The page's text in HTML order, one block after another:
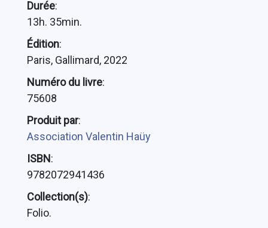
Durée:
13h. 35min.
Édition:
Paris, Gallimard, 2022
Numéro du livre:
75608
Produit par:
Association Valentin Haüy
ISBN:
9782072941436
Collection(s):
Folio.